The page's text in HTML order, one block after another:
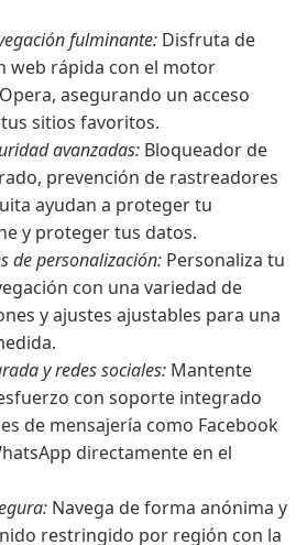
fulminante: Disfruta de
web rápida con el motor
asegurando un acceso
sitios favoritos.
avanzadas: Bloqueador de
prevención de rastreadores
ayudan a proteger tu
y proteger tus datos.
de personalización: Personaliza tu
con una variedad de
y ajustes ajustables para una
y redes sociales: Mantente
con soporte integrado
de mensajería como Facebook
directamente en el
Navega de forma anónima y
restringido por región con la